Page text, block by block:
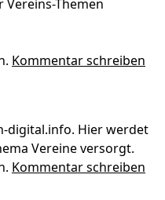
Themen
Kommentar schreiben
digital.info. Hier werdet
Vereine versorgt.
Kommentar schreiben